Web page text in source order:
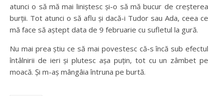
atunci o să mă mai liniștesc și-o să mă bucur de creșterea
burții. Tot atunci o să aflu și dacă-i Tudor sau Ada, ceea ce
mă face să aștept data de 9 februarie cu sufletul la gură.
Nu mai prea știu ce să mai povestesc că-s încă sub efectul
întâlnirii de ieri și plutesc așa puțin, tot cu un zâmbet pe
moacă. Și m-aș mângâia întruna pe burtă.